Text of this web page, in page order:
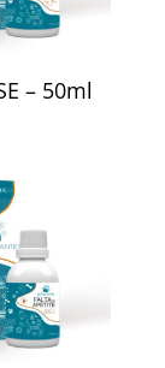
– 50ml